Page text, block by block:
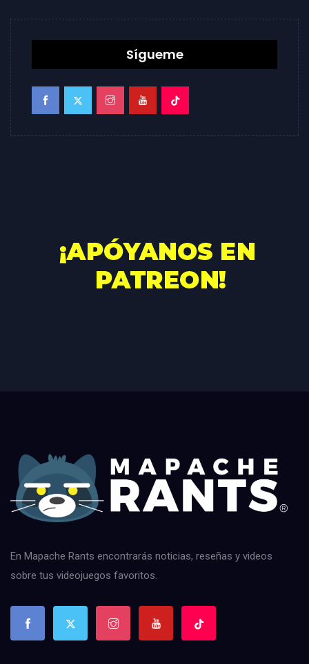
Sígueme
En Mapache Rants encontrarás noticias, reseñas y videos
sobre tus videojuegos favoritos.